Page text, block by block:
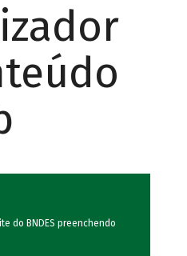
do BNDES preenchendo